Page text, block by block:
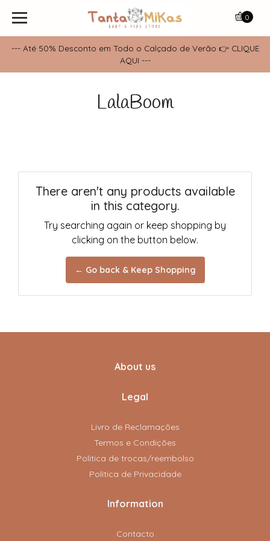
--- Até 50% Desconto em Todo o Calçado de Verão 👉 CLIQUE
AQUI ---
0
LalaBoom
There aren't any products available
in this category.
Try searching again or keep shopping by
clicking on the button below.
← Go back & Keep Shopping
About us
Legal
Livro de Reclamações
Termos e Condições
Politica de trocas/reembolso
Política de Privacidade
Information
Contacto